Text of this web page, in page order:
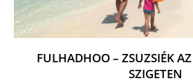
FULHADHOO – ZSUZSIÉK
SZIGETEN